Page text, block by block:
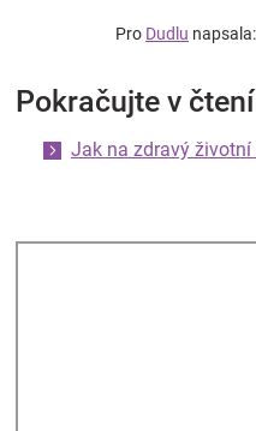
Pro Dudlu
Pokračujte v
Jak na zdravý životní